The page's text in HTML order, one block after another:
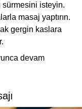
sürmesini isteyin.
masaj yaptırın.
gergin kaslara
devam